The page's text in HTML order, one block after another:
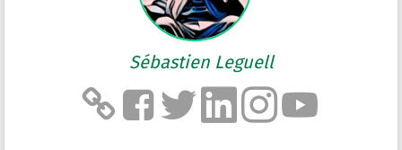
Sébastien Leguell